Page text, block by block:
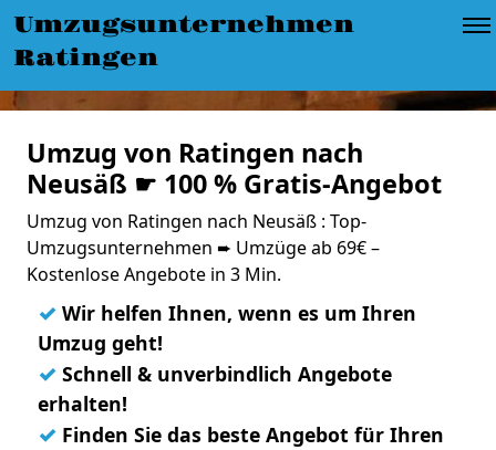
Umzugsunternehmen
Ratingen
Umzug von Ratingen nach
Neusäß ☛ 100 % Gratis-Angebot
Umzug von Ratingen nach Neusäß : Top-
Umzugsunternehmen ➨ Umzüge ab 69€ –
Kostenlose Angebote in 3 Min.
✓ Wir helfen Ihnen, wenn es um Ihren
Umzug geht!
✓ Schnell & unverbindlich Angebote
erhalten!
✓ Finden Sie das beste Angebot für Ihren